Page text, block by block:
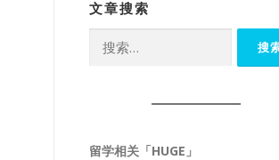
文章搜索
索：
留学相关「HUGE」